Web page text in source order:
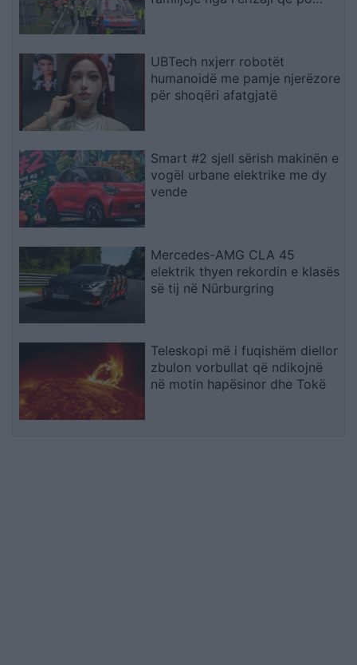
UBTech nxjerr robotët
humanoidë me pamje njerëzore
për shoqëri afatgjatë
Smart #2 sjell sërish makinën e
vogël urbane elektrike me dy
vende
Mercedes-AMG CLA 45
elektrik thyen rekordin e klasës
së tij në Nürburgring
Teleskopi më i fuqishëm diellor
zbulon vorbullat që ndikojnë
në motin hapësinor dhe Tokë